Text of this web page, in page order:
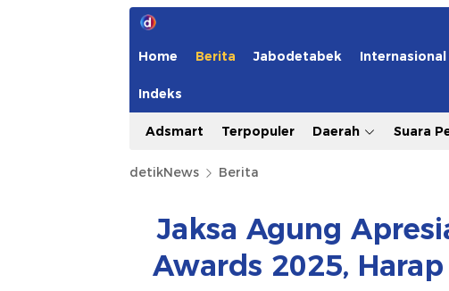
Home Berita Jabodetabek Internasional
Indeks
Adsmart Terpopuler Daerah Suara
detikNews Berita
Jaksa Agung
Awards 2025,